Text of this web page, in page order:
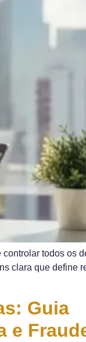
todos os
clara que define
Guia
e